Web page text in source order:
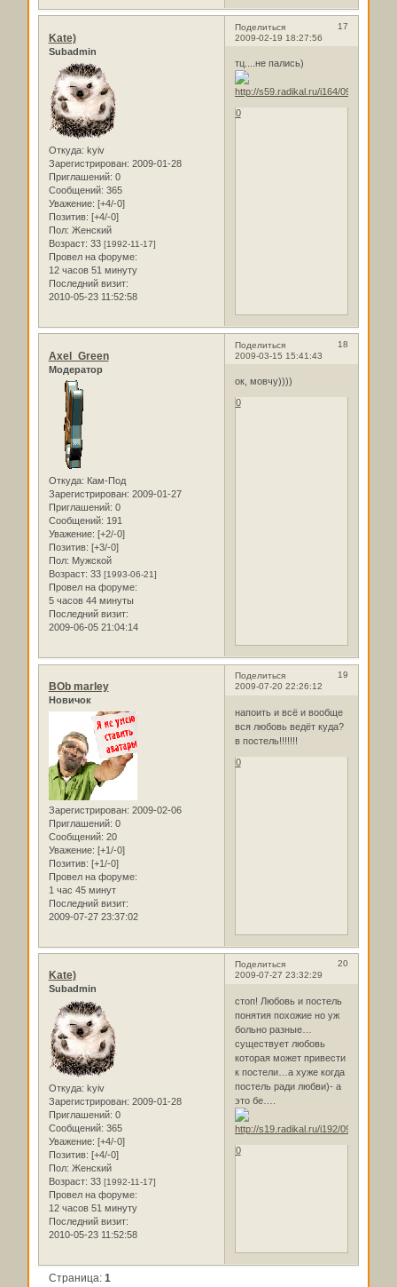
Поделиться
17
2009-02-19 18:27:56
Kate)
Subadmin
Откуда: kyiv
Зарегистрирован: 2009-01-28
Приглашений: 0
Сообщений: 365
Уважение: [+4/-0]
Позитив: [+4/-0]
Пол: Женский
Возраст: 33 [1992-11-17]
Провел на форуме:
12 часов 51 минуту
Последний визит:
2010-05-23 11:52:58
тц....не пались)
0
Поделиться
18
2009-03-15 15:41:43
Axel_Green
Модератор
Откуда: Кам-Под
Зарегистрирован: 2009-01-27
Приглашений: 0
Сообщений: 191
Уважение: [+2/-0]
Позитив: [+3/-0]
Пол: Мужской
Возраст: 33 [1993-06-21]
Провел на форуме:
5 часов 44 минуты
Последний визит:
2009-06-05 21:04:14
ок, мовчу))))
0
Поделиться
19
2009-07-20 22:26:12
BOb marley
Новичок
Зарегистрирован: 2009-02-06
Приглашений: 0
Сообщений: 20
Уважение: [+1/-0]
Позитив: [+1/-0]
Провел на форуме:
1 час 45 минут
Последний визит:
2009-07-27 23:37:02
напоить и всё и вообще
вся любовь ведёт куда?
в постель!!!!!!!
0
Поделиться
20
2009-07-27 23:32:29
Kate)
Subadmin
Откуда: kyiv
Зарегистрирован: 2009-01-28
Приглашений: 0
Сообщений: 365
Уважение: [+4/-0]
Позитив: [+4/-0]
Пол: Женский
Возраст: 33 [1992-11-17]
Провел на форуме:
12 часов 51 минуту
Последний визит:
2010-05-23 11:52:58
стоп! Любовь и постель
понятия похожие но уж
больно разные…
существует любовь
которая может привести
к постели…а хуже когда
постель ради любви)- а
это бе….
0
Страница: 1